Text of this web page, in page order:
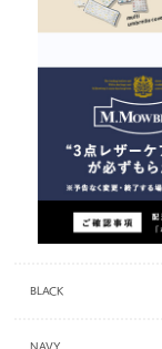
BLACK
NAVY